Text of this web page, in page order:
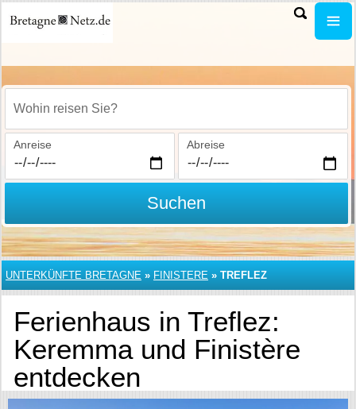
Wohin reisen Sie?
Anreise Abreise
Suchen
UNTERKÜNFTE BRETAGNE » FINISTERE » TREFLEZ
Ferienhaus in Treflez:
Keremma und Finistère
entdecken